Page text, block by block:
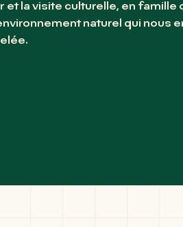
et la visite culturelle, en famille
naturel qui nous